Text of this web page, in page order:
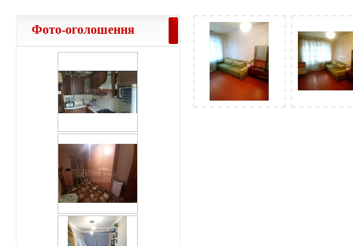
Фото-оголошення